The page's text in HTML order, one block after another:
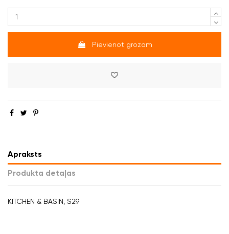
Pievienot grozam
Apraksts
Produkta detaļas
KITCHEN & BASIN, S29